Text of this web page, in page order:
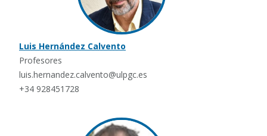
Luis Hernández Calvento
Profesores
luis.hernandez.calvento@ulpgc.es
+34 928451728